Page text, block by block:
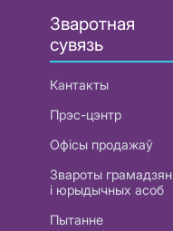
Зваротная
сувязь
Кантакты
Прэс-цэнтр
Офісы продажаў
Звароты грамадзян
і юрыдычных асоб
Пытанне